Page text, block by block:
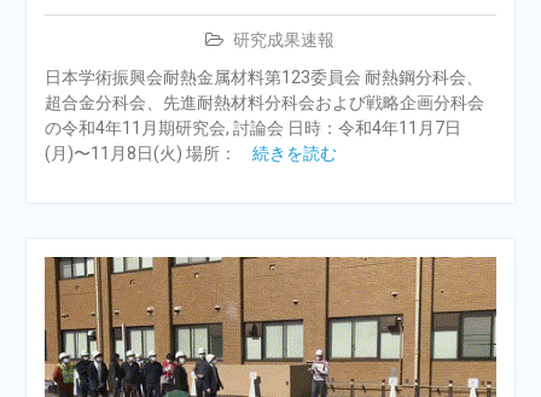
研究成果速報
日本学術振興会耐熱金属材料第123委員会 耐熱鋼分科会、
超合金分科会、先進耐熱材料分科会および戦略企画分科会
の令和4年11月期研究会, 討論会 日時：令和4年11月7日
(月)〜11月8日(火) 場所：
続きを読む